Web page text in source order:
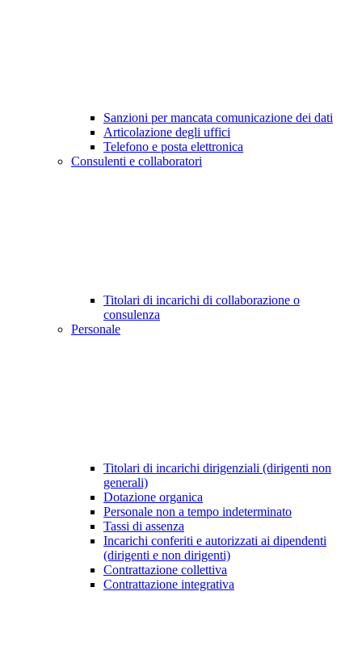
Sanzioni per mancata comunicazione dei dati
Articolazione degli uffici
Telefono e posta elettronica
Consulenti e collaboratori
Titolari di incarichi di collaborazione o
consulenza
Personale
Titolari di incarichi dirigenziali (dirigenti non
generali)
Dotazione organica
Personale non a tempo indeterminato
Tassi di assenza
Incarichi conferiti e autorizzati ai dipendenti
(dirigenti e non dirigenti)
Contrattazione collettiva
Contrattazione integrativa